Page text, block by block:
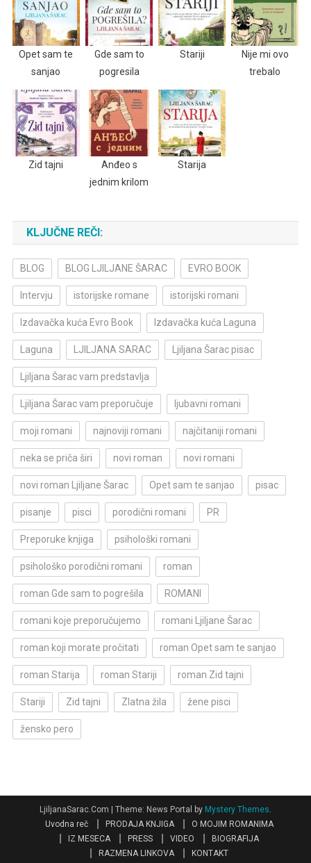
Opet sam te
sanjao
Gde sam to
pogresila
Stariji
Nije mi ovo
trebalo
Zid tajni
Anđeo s
jednim krilom
Starija
KLJUČNE REČI:
BLOG BLOG LJILJANE ŠARAC EVRO BOOK
Intervju istorijske romane istorijski romani
Izdavačka kuća Evro Book Izdavačka kuća Laguna
Laguna LJILJANA SARAC Ljiljana Šarac pisac
Ljiljana Šarac vam predstavlja
Ljiljana Šarac vam preporučuje ljubavni romani
moji romani najnoviji romani najčitaniji romani
neka se priča širi novi roman novi romani
novi roman Ljiljane Šarac Opet sam te sanjao pisac
pisanje pisci porodični romani PR
Preporuke knjiga psihološki romani
psihološko porodični romani roman
roman Gde sam to pogrešila ROMANI
romani koje preporučujemo romani Ljiljane Šarac
roman koji morate pročitati roman Opet sam te sanjao
roman Starija roman Stariji roman Zid tajni
Stariji Zid tajni Zlatna žila žene pisci
žensko pero
LjiljanaSarac.Com | Theme: News Portal by Mystery Themes.
Uvodna reč
PRODAJA KNJIGA
O MOJIM ROMANIMA
IZ MESECA
PRESS VIDEO
BIOGRAFIJA
RAZMENA LINKOVA
KONTAKT